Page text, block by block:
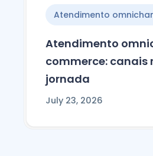
Atendimento
Atendimento
commerce: canais
jornada
July 23, 2026